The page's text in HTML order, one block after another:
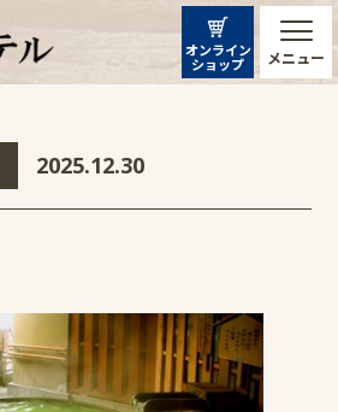
メニュー
オンライン
ショップ
2025.12.30